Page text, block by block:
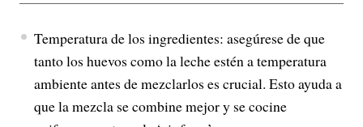
Temperatura de los ingredientes: asegúrese de que
tanto los huevos como la leche estén a temperatura
ambiente antes de mezclarlos es crucial. Esto ayuda a
que la mezcla se combine mejor y se cocine